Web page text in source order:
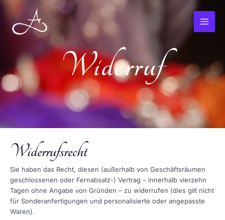
Zum
Inhalt
springen
Widerruf
Widerrufsrecht
Sie haben das Recht, diesen (außerhalb von Geschäftsräumen
geschlossenen oder Fernabsatz-) Vertrag – innerhalb vierzehn
Tagen ohne Angabe von Gründen – zu widerrufen (dies gilt nicht
für Sonderanfertigungen und personalisierte oder angepasste
Waren).